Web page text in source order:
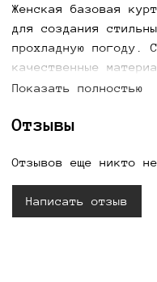
Женская базовая
для создания
прохладную погоду.
качественные
обеспечивают
джинсами, брюками,
Купить женскую
доставкой по всей
Показать полностью
Отзывы
Отзывов еще никто
Написать отзыв